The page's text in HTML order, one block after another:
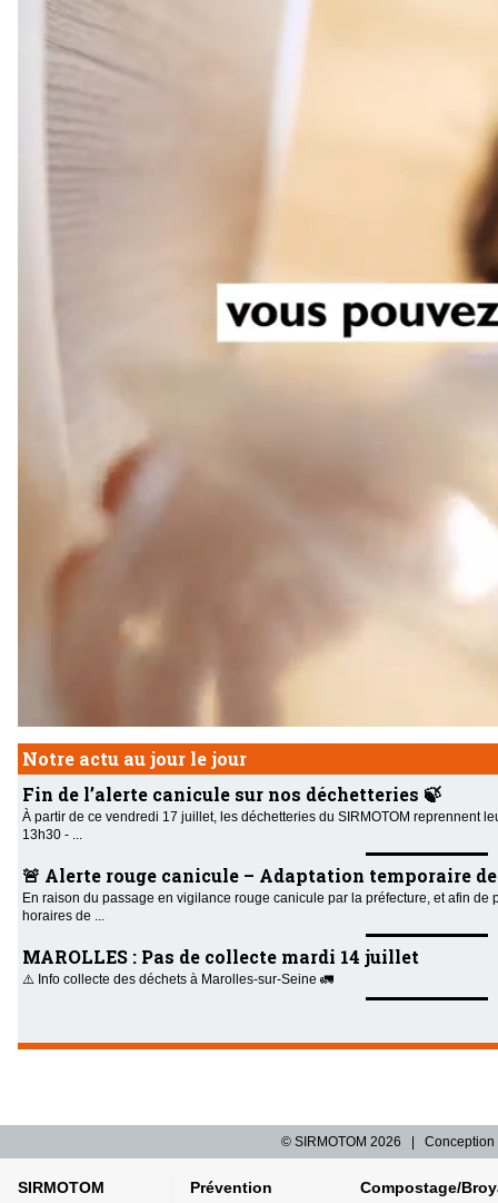
Notre actu au jour le jour
Fin de l’alerte canicule sur nos déchetteries 🍃
À partir de ce vendredi 17 juillet, les déchetteries du SIRMOTOM reprennent
13h30 - ...
🚨 Alerte rouge canicule – Adaptation temporaire
En raison du passage en vigilance rouge canicule par la préfecture, et afin
horaires de ...
MAROLLES : Pas de collecte mardi 14 juillet
⚠️ Info collecte des déchets à Marolles-sur-Seine 🚛
© SIRMOTOM 2026 | Conception
SIRMOTOM Prévention Compostage/